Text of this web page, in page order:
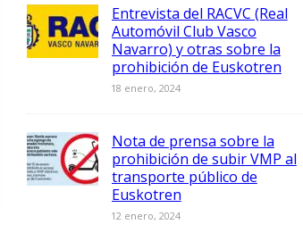
Entrevista del RACVC (Real
Automóvil Club Vasco
Navarro) y otras sobre la
prohibición de Euskotren
18 enero, 2024
Nota de prensa sobre la
prohibición de subir VMP al
transporte público de
Euskotren
12 enero, 2024